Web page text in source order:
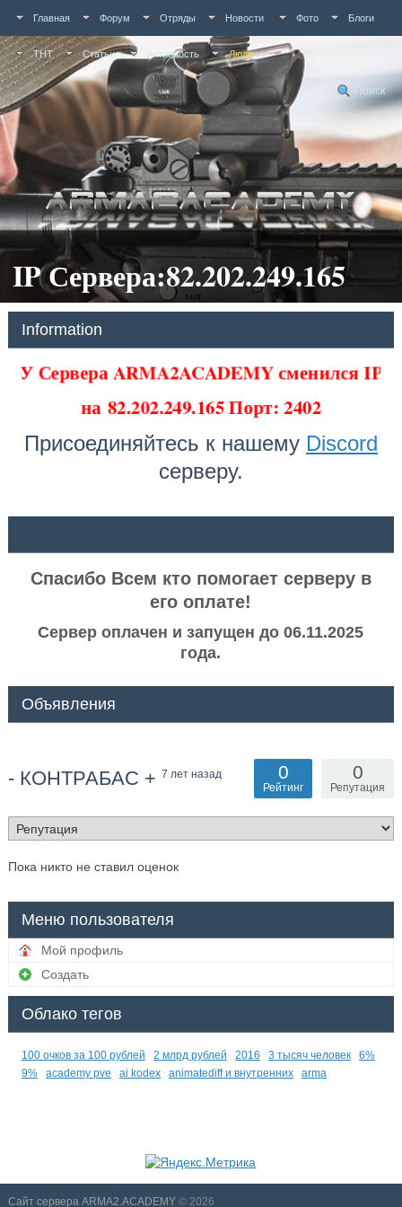
Главная Форум Отряды Новости Фото Блоги
ТНТ Статьи Активность Люди
Поиск
IP Сервера:82.202.249.165
Information
У Сервера ARMA2ACADEMY сменился IP
на 82.202.249.165 Порт: 2402
Присоединяйтесь к нашему Discord
серверу.
Спасибо Всем кто помогает серверу в
его оплате!
Сервер оплачен и запущен до 06.11.2025
года.
Объявления
- КОНТРАБАС + 7 лет назад 0
Репутация
0
Рейтинг
Пока никто не ставил оценок
Меню пользователя
Мой профиль
Создать
Облако тегов
100 очков за 100 рублей 2 млрд рублей 2016 3 тысяч человек
6%
9%
academy pve ai kodex animatediff и внутренних arma
Сайт сервера ARMA2.ACADEMY© 2026